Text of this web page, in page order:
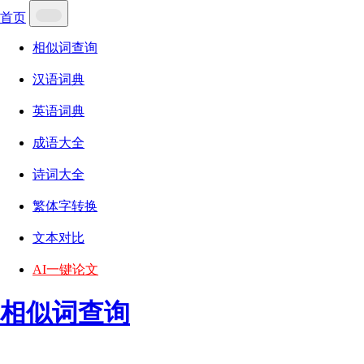
首页
相似词查询
汉语词典
英语词典
成语大全
诗词大全
繁体字转换
文本对比
AI一键论文
相似词查询